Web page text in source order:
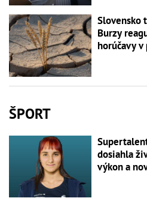
Slovensko
Burzy
horúčavy v
ŠPORT
dosiahla
výkon a